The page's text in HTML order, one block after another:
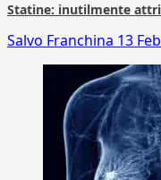
Statine: inutilmente
Salvo Franchina 13